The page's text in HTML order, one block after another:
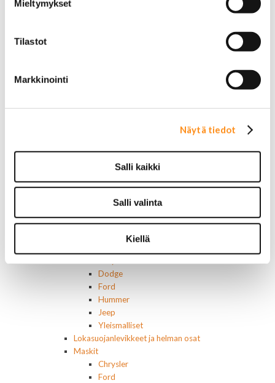
Mieltymykset
Tilastot
Markkinointi
Näytä tiedot
Salli kaikki
Salli valinta
Kiellä
Pontiac merkit
Astinlaudat ja -putket
Aurinkolipat
Erikoiskeulamerkit
Kromikoristeet
Cadillac
Dodge
Ford
Hummer
Jeep
Yleismalliset
Lokasuojanlevikkeet ja helman osat
Maskit
Chrysler
Ford